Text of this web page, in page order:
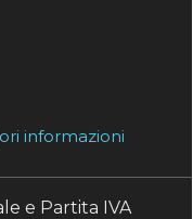
informazioni
e Partita IVA